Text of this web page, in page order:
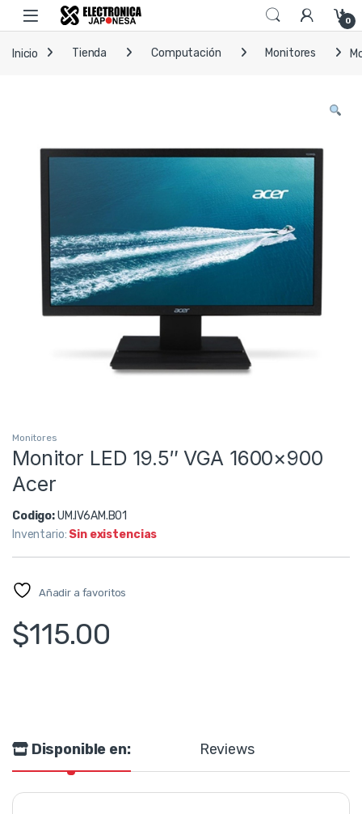
Skip to navigation
Skip to content
Open 0
Inicio Tienda Computación Monitores
Monitores
Monitor LED 19.5″ VGA 1600×900
Acer
Codigo:UM.IV6AM.B01
Inventario: Sin existencias
Añadir a favoritos
$115.00
Disponible en: Reviews